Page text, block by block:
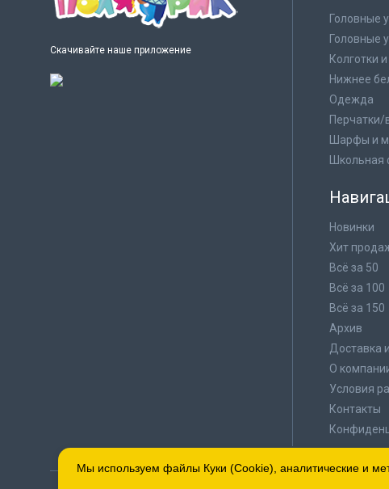
Скачивайте наше приложение
Головные
Головные
Колготки
Нижнее
Одежда
Перчатки/
Шарфы и
Новинки
Хит
Всё за 50
Всё за 100
Всё за 150
Архив
Доставка
О
Условия
Контакты
Мы используем файлы Куки (Cookie), аналитические и